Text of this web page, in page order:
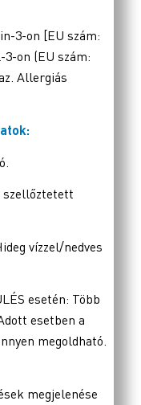
3-on [EU szám:
on (EU szám:
Allergiás
szellőztetett
vízzel/nedves
esetén: Több
esetben a
megoldható.
megjelenése